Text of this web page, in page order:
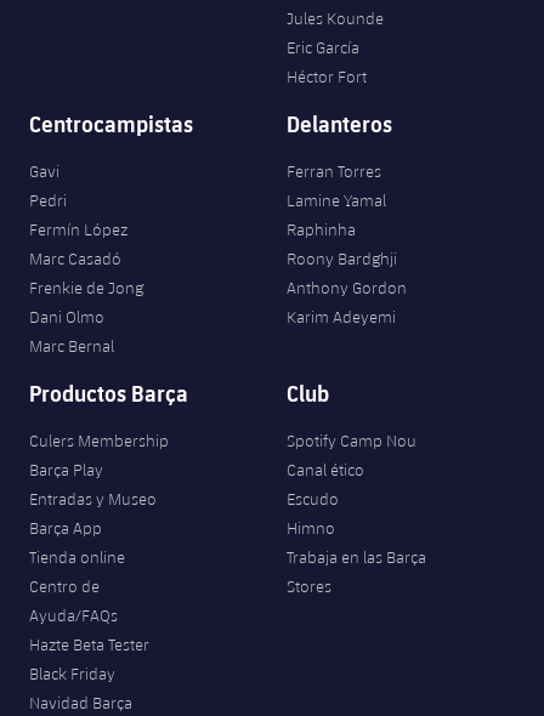
Jules Kounde
Eric García
Héctor Fort
Centrocampistas
Gavi
Pedri
Fermín López
Marc Casadó
Frenkie de Jong
Dani Olmo
Marc Bernal
Delanteros
Ferran Torres
Lamine Yamal
Raphinha
Roony Bardghji
Anthony Gordon
Karim Adeyemi
Productos Barça
Culers Membership
Barça Play
Entradas y Museo
Barça App
Tienda online
Centro de
Ayuda/FAQs
Hazte Beta Tester
Black Friday
Navidad Barça
Club
Spotify Camp Nou
Canal ético
Escudo
Himno
Trabaja en las Barça
Stores